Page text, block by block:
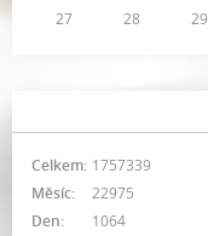
27
28 29
Celkem: 1757339
Měsíc:
22975
Den:
1064